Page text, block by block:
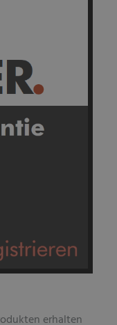
erhalten